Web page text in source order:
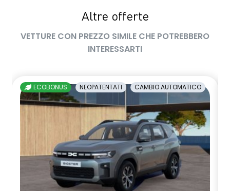
volante multifunzione in TEPAltre offerte
VETTURE CON PREZZO SIMILE CHE POTREBBERO
INTERESSARTI
ECOBONUS NEOPATENTATI CAMBIO AUTOMATICO